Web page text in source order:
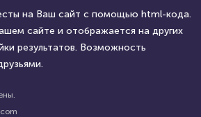
HTML - код
наш тест
на Ваш сайт с помощью html-кода.
сайте и отображается на других
результатов. Возможность